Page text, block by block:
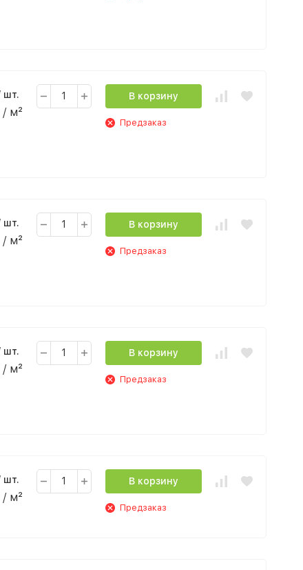
шт.
/ м²
В корзину
Предзаказ
шт.
/ м²
В корзину
Предзаказ
шт.
/ м²
В корзину
Предзаказ
шт.
/ м²
В корзину
Предзаказ